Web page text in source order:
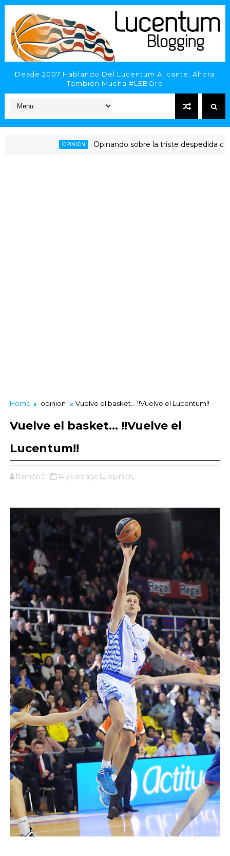
Desde 2007 Hablando Del Lucentum Alicante. Ahora
También Mucha #LEBOro
Opinando sobre la triste despedida del HLA
Home opinion Vuelve el basket... !!Vuelve el Lucentum!!
Vuelve el basket... !!Vuelve el
Lucentum!!
Ramón J. 14 years ago opinion,